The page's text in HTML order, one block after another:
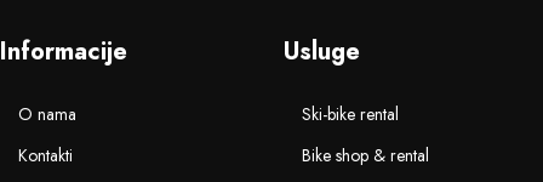
Informacije
O nama
Kontakti
Usluge
Ski-bike rental
Bike shop & rental